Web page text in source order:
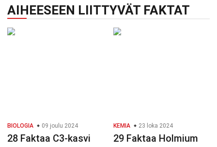
AIHEESEEN LIITTYVÄT FAKTAT
BIOLOGIA 09 joulu 2024
28 Faktaa C3-kasvi
KEMIA 23 loka 2024
29 Faktaa Holmium